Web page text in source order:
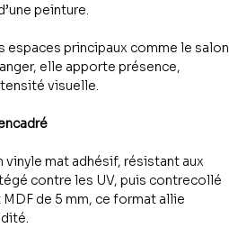
peinture.
espaces principaux comme le salon
elle apporte présence,
visuelle.
vinyle mat adhésif, résistant aux
contre les UV, puis contrecollé
MDF de 5 mm, ce format allie